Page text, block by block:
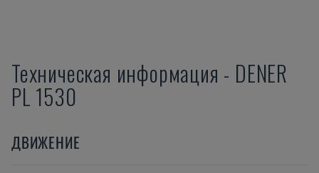
Техническая информация - DENER
PL 1530
ДВИЖЕНИЕ